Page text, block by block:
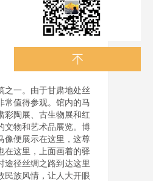
之一。由于甘肃地处丝
常值得参观。馆内的马
彩陶展、古生物展和红
文物和艺术品展览。博
像便展示在这里，这尊
在这里，上面画着的驿
途径丝绸之路到达这里
民族风情，让人大开眼